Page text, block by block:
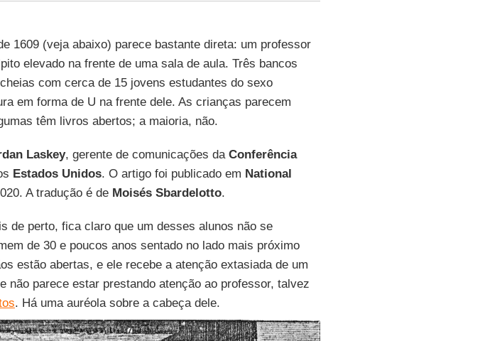
1609 (veja abaixo) parece bastante direta: um professor
elevado na frente de uma sala de aula. Três bancos
com cerca de 15 jovens estudantes do sexo
em forma de U na frente dele. As crianças parecem
têm livros abertos; a maioria, não.
Laskey, gerente de comunicações da Conferência
Estados Unidos. O artigo foi publicado em National
A tradução é de Moisés Sbardelotto.
de perto, fica claro que um desses alunos não se
de 30 e poucos anos sentado no lado mais próximo
estão abertas, e ele recebe a atenção extasiada de um
não parece estar prestando atenção ao professor, talvez
. Há uma auréola sobre a cabeça dele.